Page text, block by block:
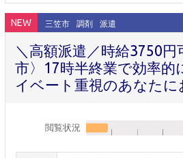
NEW 三笠市 調剤 派遣
＼高額派遣／時給3750円
市〉17時半終業で効率
イベート重視のあなたに
閲覧状況